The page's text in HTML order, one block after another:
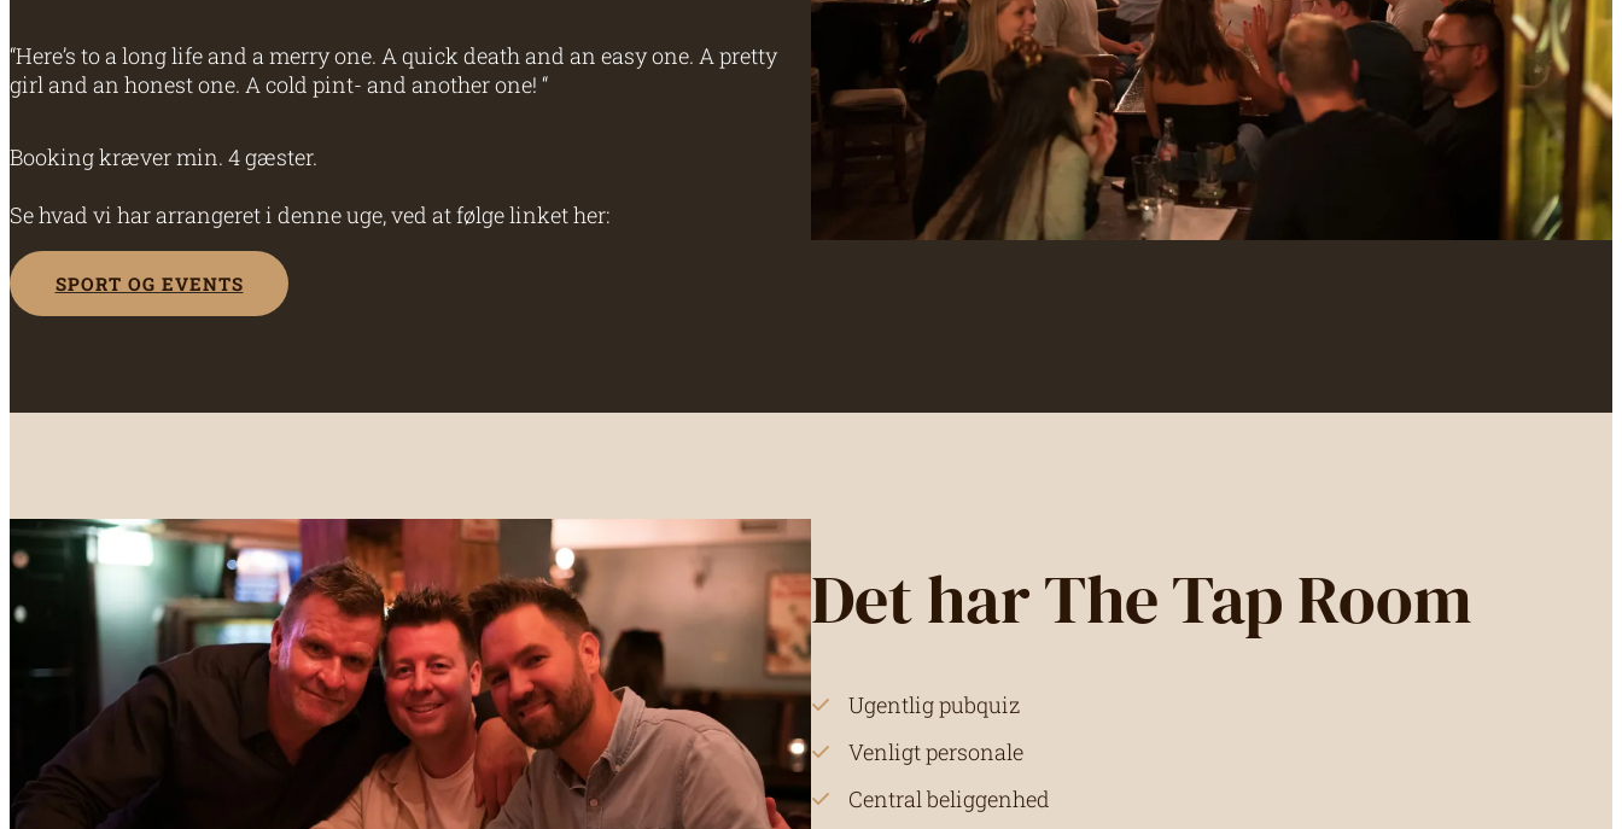
“Here’s to a long life and a merry one. A quick death and an easy one. A pretty
girl and an honest one. A cold pint- and another one! “
Booking kræver min. 4 gæster.
Se hvad vi har arrangeret i denne uge, ved at følge linket her:
SPORT OG EVENTS
Det har The Tap Room
Ugentlig pubquiz
Venligt personale
Central beliggenhed